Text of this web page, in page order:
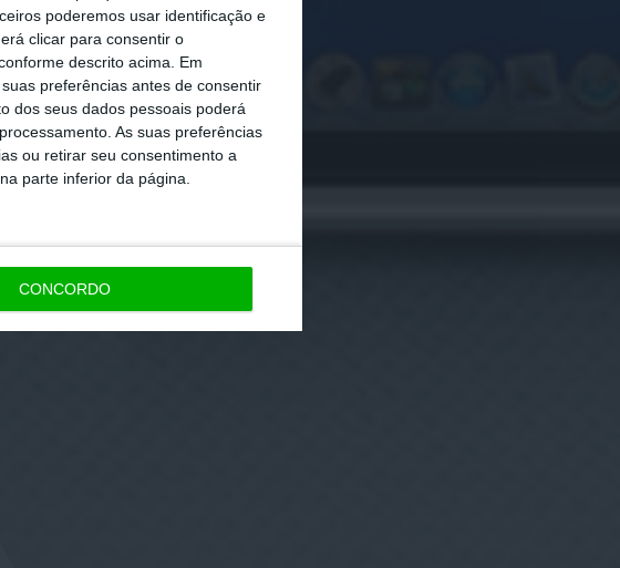
poderemos usar identificação e
clicar para consentir o
descrito acima. Em
preferências antes de consentir
dos seus dados pessoais poderá
As suas preferências
ou retirar seu consentimento a
parte inferior da página.
CONCORDO